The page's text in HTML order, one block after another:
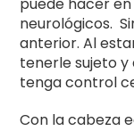
puede hacer
neurológicos.
anterior. Al
tenerle sujeto y
tenga control
Con la cabeza